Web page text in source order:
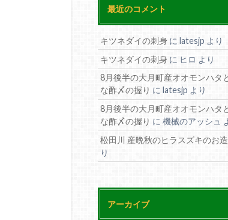
最近のコメント
キツネダイの刺身 にlatesjp より
キツネダイの刺身 に ヒロ より
8月後半の大月町産オオモンハタ
な酢〆の握り にlatesjp より
8月後半の大月町産オオモンハタ
な酢〆の握り に機械のアッシュ
松田川 産晩秋のヒラスズキのお
り
アーカイブ